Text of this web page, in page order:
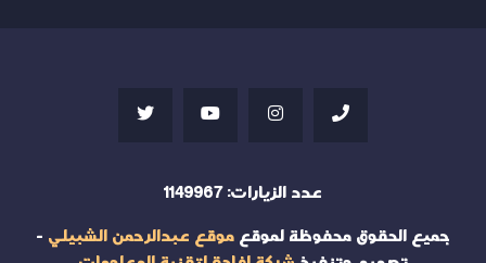
عدد الزيارات: 1149967
جميع الحقوق محفوظة لموقعموقع عبدالرحمن الشبيلي -